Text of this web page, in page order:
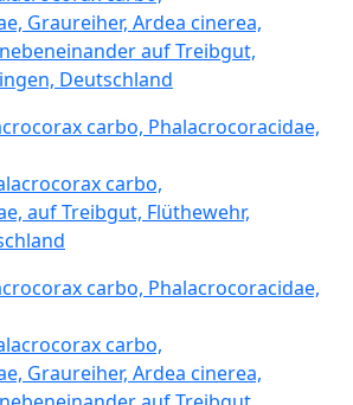
carbo, Phalacrocoracidae,
carbo, Phalacrocoracidae,